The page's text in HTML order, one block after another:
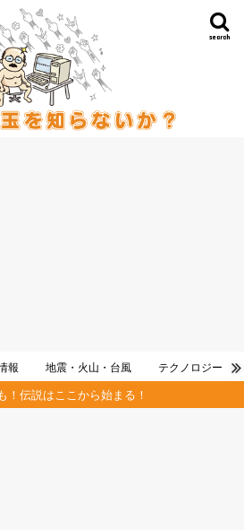
search
報 地震・火山・台風 テクノロジー
！伝説はここから始まる！